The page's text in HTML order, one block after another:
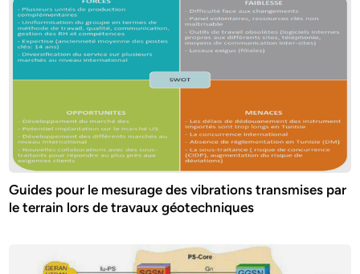
Guides pour le mesurage des vibrations transmises par
le terrain lors de travaux géotechniques